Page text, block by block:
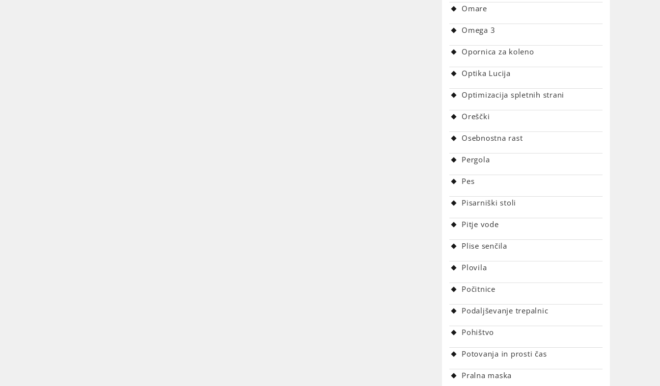
Omare
Omega 3
Opornica za koleno
Optika Lucija
Optimizacija spletnih strani
Oreščki
Osebnostna rast
Pergola
Pes
Pisarniški stoli
Pitje vode
Plise senčila
Plovila
Počitnice
Podaljševanje trepalnic
Pohištvo
Potovanja in prosti čas
Pralna maska